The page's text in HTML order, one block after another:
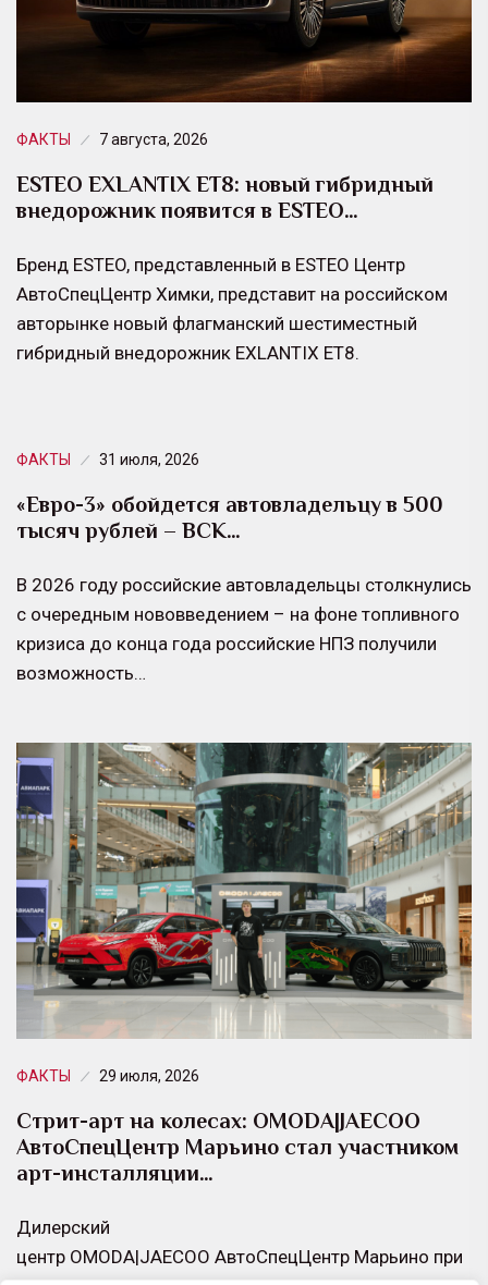
ФАКТЫ 7 августа, 2026
ESTEO EXLANTIX ET8: новый гибридный
внедорожник появится в ESTEO…
Бренд ESTEO, представленный в ESTEO Центр
АвтоСпецЦентр Химки, представит на российском
авторынке новый флагманский шестиместный
гибридный внедорожник EXLANTIX ET8.
ФАКТЫ 31 июля, 2026
«Евро-3» обойдется автовладельцу в 500
тысяч рублей – ВСК…
В 2026 году российские автовладельцы столкнулись
с очередным нововведением – на фоне топливного
кризиса до конца года российские НПЗ получили
возможность…
ФАКТЫ 29 июля, 2026
Стрит-арт на колесах: OMODA|JAECOO
АвтоСпецЦентр Марьино стал участником
арт-инсталляции…
Дилерский
центр OMODA|JAECOO АвтоСпецЦентр Марьино при